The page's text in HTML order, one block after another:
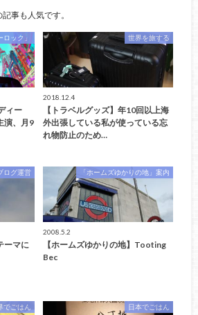
記事も人気です。
ック」
ィー
演、月9
世界を旅する
2018.12.4
【トラベルグッズ】年10回以上海
外出張している私が使っている忘
れ物防止のため…
ログ運営
ーマに
「ホームズゆかりの地」案内
2008.5.2
【ホームズゆかりの地】Tooting
Bec
でごはん 日本でごはん